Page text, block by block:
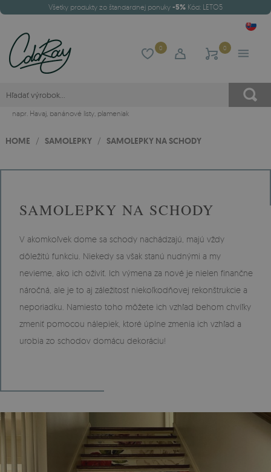
Všetky produkty zo štandardnej ponuky -5% Kód: LETO5
0 0
napr. Havaj, banánové listy, plameniak
HOME / SAMOLEPKY / SAMOLEPKY NA SCHODY
SAMOLEPKY NA SCHODY
V akomkoľvek dome sa schody nachádzajú, majú vždy
dôležitú funkciu. Niekedy sa však stanú nudnými a my
nevieme, ako ich oživiť. Ich výmena za nové je nielen finančne
náročná, ale je to aj záležitosť niekoľkodňovej rekonštrukcie a
neporiadku. Namiesto toho môžete ich vzhľad behom chvíľky
zmeniť pomocou nálepiek, ktoré úplne zmenia ich vzhľad a
urobia zo schodov domácu dekoráciu!